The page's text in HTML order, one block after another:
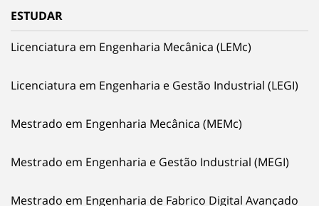
ESTUDAR
Licenciatura em Engenharia Mecânica (LEMc)
Licenciatura em Engenharia e Gestão Industrial (LEGI)
Mestrado em Engenharia Mecânica (MEMc)
Mestrado em Engenharia e Gestão Industrial (MEGI)
Mestrado em Engenharia de Fabrico Digital Avançado